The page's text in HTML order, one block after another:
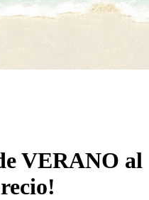
VERANO al